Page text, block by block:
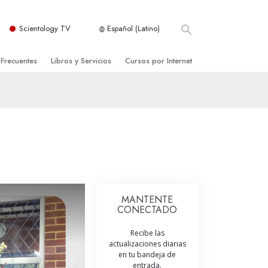
Scientology TV Español (Latino)
Libros y Servicios
Iniciales
Cursos por Internet
Ayudas para Enfermedades y Lesiones
La Integridad y la Honestidad
El Matrimonio
La Escala Tonal Emocional
MANTENTE
CONECTADO
Recibe las
actualizaciones diarias
en tu bandeja de
entrada.